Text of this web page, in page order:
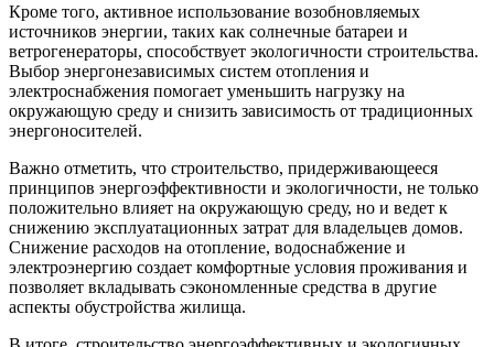
Кроме того, активное использование возобновляемых
источников энергии, таких как солнечные батареи и
ветрогенераторы, способствует экологичности строительства.
Выбор энергонезависимых систем отопления и
электроснабжения помогает уменьшить нагрузку на
окружающую среду и снизить зависимость от традиционных
энергоносителей.
Важно отметить, что строительство, придерживающееся
принципов энергоэффективности и экологичности, не только
положительно влияет на окружающую среду, но и ведет к
снижению эксплуатационных затрат для владельцев домов.
Снижение расходов на отопление, водоснабжение и
электроэнергию создает комфортные условия проживания и
позволяет вкладывать сэкономленные средства в другие
аспекты обустройства жилища.